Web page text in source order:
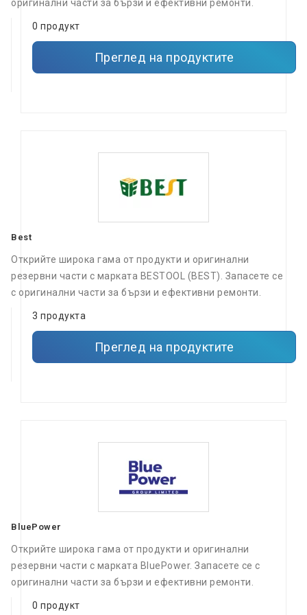
оригинални части за бързи и ефективни ремонти.
0 продукт
Преглед на продуктите
Best
Открийте широка гама от продукти и оригинални
резервни части с марката BESTOOL (BEST). Запасете се
с оригинални части за бързи и ефективни ремонти.
3 продукта
Преглед на продуктите
BluePower
Открийте широка гама от продукти и оригинални
резервни части с марката BluePower. Запасете се с
оригинални части за бързи и ефективни ремонти.
0 продукт